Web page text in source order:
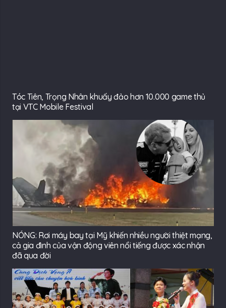
Tóc Tiên, Trọng Nhân khuấy đảo hơn 10.000 game thủ
tại VTC Mobile Festival
NÓNG: Rơi máy bay tại Mỹ khiến nhiều người thiệt mạng,
cả gia đình của vận động viên nổi tiếng được xác nhận
đã qua đời